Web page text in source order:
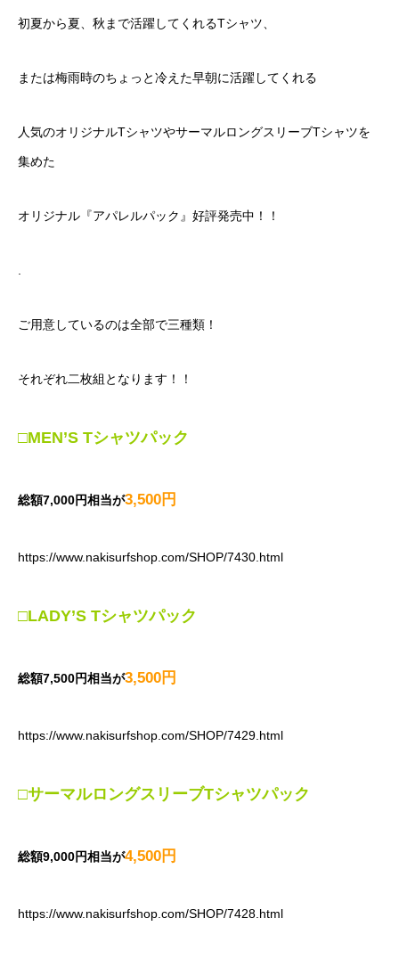
初夏から夏、秋まで活躍してくれるTシャツ、
または梅雨時のちょっと冷えた早朝に活躍してくれる
人気のオリジナルTシャツやサーマルロングスリーブTシャツを
集めた
オリジナル『アパレルパック』好評発売中！！
ご用意しているのは全部で三種類！
それぞれ二枚組となります！！
□MEN’S Tシャツパック
総額7,000円相当が3,500円
https://www.nakisurfshop.com/SHOP/7430.html
□LADY’S Tシャツパック
総額7,500円相当が3,500円
https://www.nakisurfshop.com/SHOP/7429.html
□サーマルロングスリーブTシャツパック
総額9,000円相当が4,500円
https://www.nakisurfshop.com/SHOP/7428.html